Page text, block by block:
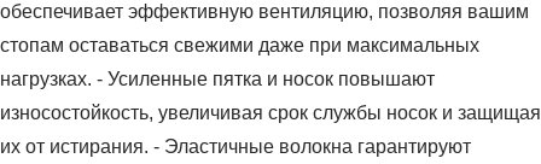
обеспечивает эффективную вентиляцию, позволяя вашим
стопам оставаться свежими даже при максимальных
нагрузках. - Усиленные пятка и носок повышают
износостойкость, увеличивая срок службы носок и защищая
их от истирания. - Эластичные волокна гарантируют